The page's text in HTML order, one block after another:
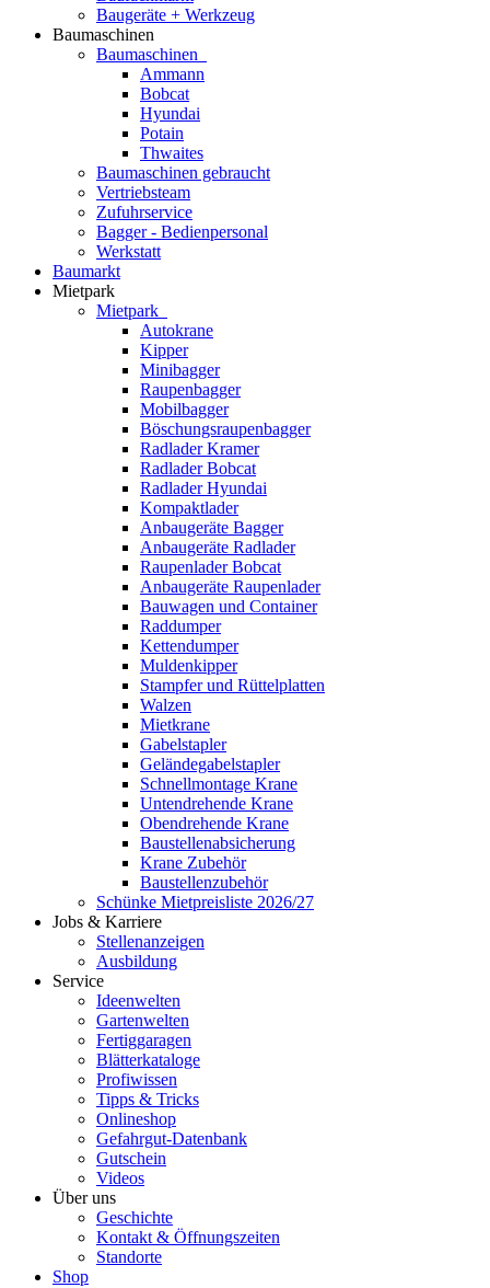
Baugeräte + Werkzeug
Baumaschinen
Baumaschinen
Ammann
Bobcat
Hyundai
Potain
Thwaites
Baumaschinen gebraucht
Vertriebsteam
Zufuhrservice
Bagger - Bedienpersonal
Werkstatt
Baumarkt
Mietpark
Mietpark
Autokrane
Kipper
Minibagger
Raupenbagger
Mobilbagger
Böschungsraupenbagger
Radlader Kramer
Radlader Bobcat
Radlader Hyundai
Kompaktlader
Anbaugeräte Bagger
Anbaugeräte Radlader
Raupenlader Bobcat
Anbaugeräte Raupenlader
Bauwagen und Container
Raddumper
Kettendumper
Muldenkipper
Stampfer und Rüttelplatten
Walzen
Mietkrane
Gabelstapler
Geländegabelstapler
Schnellmontage Krane
Untendrehende Krane
Obendrehende Krane
Baustellenabsicherung
Krane Zubehör
Baustellenzubehör
Schünke Mietpreisliste 2026/27
Jobs & Karriere
Stellenanzeigen
Ausbildung
Service
Ideenwelten
Gartenwelten
Fertiggaragen
Blätterkataloge
Profiwissen
Tipps & Tricks
Onlineshop
Gefahrgut-Datenbank
Gutschein
Videos
Über uns
Geschichte
Kontakt & Öffnungszeiten
Standorte
Shop